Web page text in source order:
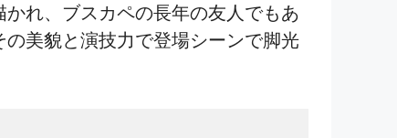
れ、ブスカペの長年の友人でもあ
美貌と演技力で登場シーンで脚光